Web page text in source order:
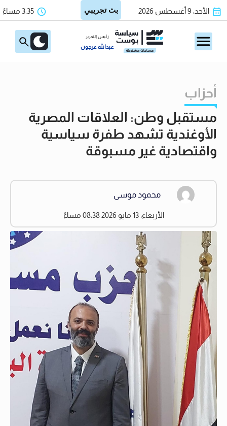
الأحد، 9 أغسطس 2026 3:35 مساءً
رئيس التحرير
عبدالله عرجون
أحزاب
مستقبل وطن: العلاقات المصرية
الأوغندية تشهد طفرة سياسية
واقتصادية غير مسبوقة
محمود موسى
الأربعاء، 13 مايو 2026 08:38 مساءً